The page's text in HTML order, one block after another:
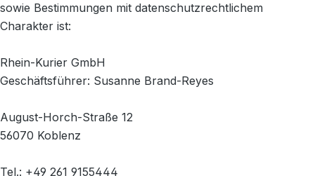
sowie Bestimmungen mit datenschutzrechtlichem
Charakter ist:
Rhein-Kurier GmbH
Geschäftsführer: Susanne Brand-Reyes
August-Horch-Straße 12
56070 Koblenz
Tel.: +49 261 9155444